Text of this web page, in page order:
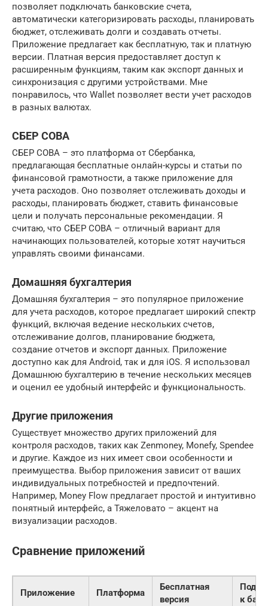
позволяет подключать банковские счета,
автоматически категоризировать расходы, планировать
бюджет, отслеживать долги и создавать отчеты.
Приложение предлагает как бесплатную, так и платную
версии. Платная версия предоставляет доступ к
расширенным функциям, таким как экспорт данных и
синхронизация с другими устройствами. Мне
понравилось, что Wallet позволяет вести учет расходов
в разных валютах.
СБЕР СОВА
СБЕР СОВА – это платформа от Сбербанка,
предлагающая бесплатные онлайн-курсы и статьи по
финансовой грамотности, а также приложение для
учета расходов. Оно позволяет отслеживать доходы и
расходы, планировать бюджет, ставить финансовые
цели и получать персональные рекомендации. Я
считаю, что СБЕР СОВА – отличный вариант для
начинающих пользователей, которые хотят научиться
управлять своими финансами.
Домашняя бухгалтерия
Домашняя бухгалтерия – это популярное приложение
для учета расходов, которое предлагает широкий спектр
функций, включая ведение нескольких счетов,
отслеживание долгов, планирование бюджета,
создание отчетов и экспорт данных. Приложение
доступно как для Android, так и для iOS. Я использовал
Домашнюю бухгалтерию в течение нескольких месяцев
и оценил ее удобный интерфейс и функциональность.
Другие приложения
Существует множество других приложений для
контроля расходов, таких как Zenmoney, Monefy, Spendee
и другие. Каждое из них имеет свои особенности и
преимущества. Выбор приложения зависит от ваших
индивидуальных потребностей и предпочтений.
Например, Money Flow предлагает простой и интуитивно
понятный интерфейс, а Тяжеловато – акцент на
визуализации расходов.
Сравнение приложений
Приложение Платформа
Бесплатная
версия
к